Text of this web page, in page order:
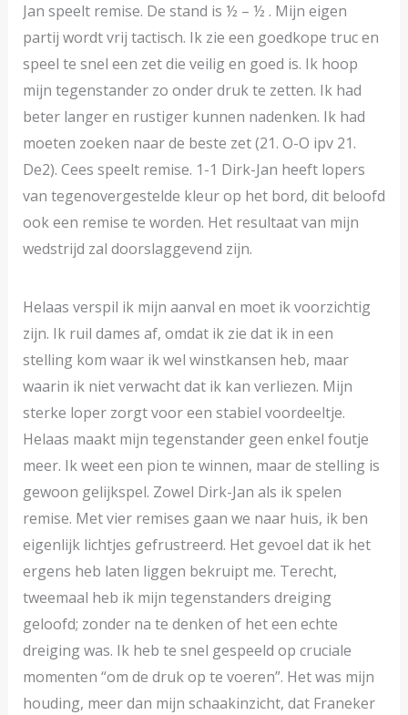
Jan speelt remise. De stand is ½ – ½ . Mijn eigen
partij wordt vrij tactisch. Ik zie een goedkope truc en
speel te snel een zet die veilig en goed is. Ik hoop
mijn tegenstander zo onder druk te zetten. Ik had
beter langer en rustiger kunnen nadenken. Ik had
moeten zoeken naar de beste zet (21. O-O ipv 21.
De2). Cees speelt remise. 1-1 Dirk-Jan heeft lopers
van tegenovergestelde kleur op het bord, dit beloofd
ook een remise te worden. Het resultaat van mijn
wedstrijd zal doorslaggevend zijn.
Helaas verspil ik mijn aanval en moet ik voorzichtig
zijn. Ik ruil dames af, omdat ik zie dat ik in een
stelling kom waar ik wel winstkansen heb, maar
waarin ik niet verwacht dat ik kan verliezen. Mijn
sterke loper zorgt voor een stabiel voordeeltje.
Helaas maakt mijn tegenstander geen enkel foutje
meer. Ik weet een pion te winnen, maar de stelling is
gewoon gelijkspel. Zowel Dirk-Jan als ik spelen
remise. Met vier remises gaan we naar huis, ik ben
eigenlijk lichtjes gefrustreerd. Het gevoel dat ik het
ergens heb laten liggen bekruipt me. Terecht,
tweemaal heb ik mijn tegenstanders dreiging
geloofd; zonder na te denken of het een echte
dreiging was. Ik heb te snel gespeeld op cruciale
momenten “om de druk op te voeren”. Het was mijn
houding, meer dan mijn schaakinzicht, dat Franeker